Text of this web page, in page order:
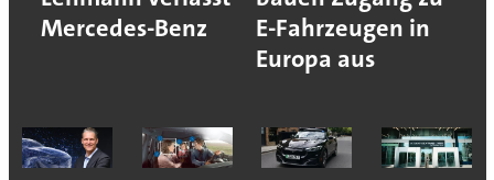
Mercedes-Benz
E-Fahrzeugen in
Europa aus